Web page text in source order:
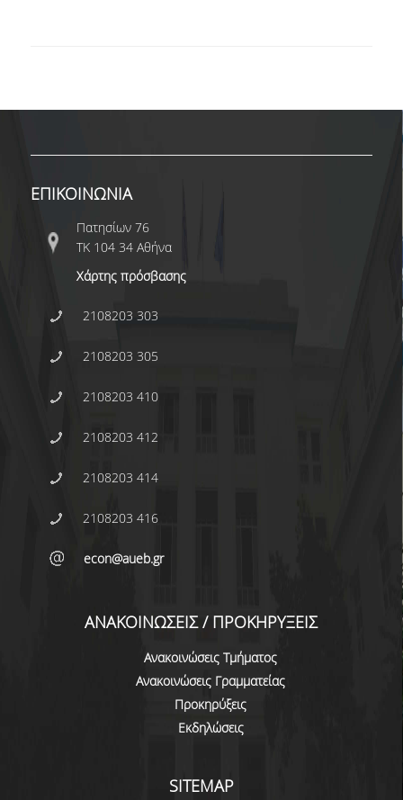
ΣΤΡΑΤΗΓΙΚΗ ΠΡΟΠΤΥΧΙΑΚΟΥ
ΠΡΟΓΡΑΜΜΑΤΟΣ ΤΜΗΜΑΤΟΣ
ΕΚΘΕΣΕΙΣ ΕΞΩΤΕΡΙΚΗΣ ΑΞΙΟΛΟΓΗΣΗΣ
MΟ.ΔΙ.Π.
ΕΡΕΥΝΑ
ΕΡΓΑΣΤΗΡΙΟ ΜΕΛΕΤΩΝ ΟΙΚΟΝΟΜΙΚΗΣ
ΕΡΓΑΣΤΗΡΙΟ ΟΙΚΟΝΟΜΕΤΡΙΑΣ
ΚΟΙΝΩΝΙΚΗΣ ΠΟΛΙΤΙΚΗΣ
ΕΠΙΚΟΙΝΩΝΙΑ
Πατησίων 76
ΤΚ 104 34 Αθήνα
Χάρτης πρόσβασης
2108203 303
2108203 305
2108203 410
2108203 412
2108203 414
2108203 416
econ@aueb.gr
ΑΝΑΚΟΙΝΩΣΕΙΣ / ΠΡΟΚΗΡΥΞΕΙΣ
Ανακοινώσεις Τμήματος
Ανακοινώσεις Γραμματείας
Προκηρύξεις
Εκδηλώσεις
SITEMAP